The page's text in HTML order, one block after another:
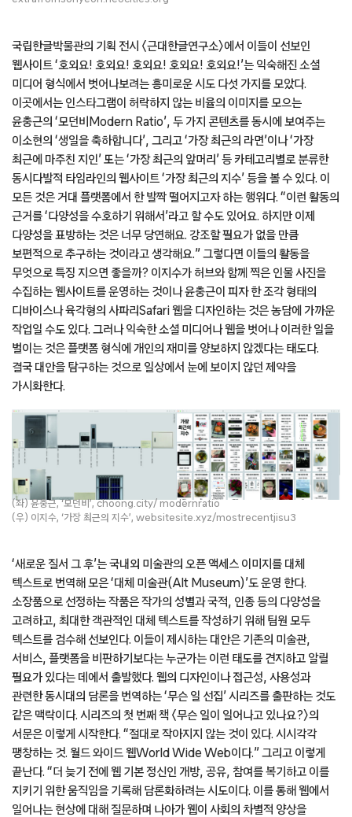
국립한글박물관의 기획 전시 〈근대한글연구소〉에서 이들이 선보인
웹사이트 ‘호외요! 호외요! 호외요! 호외요! 호외요!’는 익숙해진 소셜
미디어 형식에서 벗어나보려는 흥미로운 시도 다섯 가지를 모았다.
이곳에서는 인스타그램이 허락하지 않는 비율의 이미지를 모으는
윤충근의 ‘모던비Modern Ratio’, 두 가지 콘텐츠를 동시에 보여주는
이소현의 ‘생일을 축하합니다’, 그리고 ‘가장 최근의 라면’이나 ‘가장
최근에 마주친 지인’ 또는 ‘가장 최근의 앞머리’ 등 카테고리별로 분류한
동시다발적 타임라인의 웹사이트 ‘가장 최근의 지수’ 등을 볼 수 있다. 이
모든 것은 거대 플랫폼에서 한 발짝 떨어지고자 하는 행위다. “이런 활동의
근거를 ‘다양성을 수호하기 위해서’라고 할 수도 있어요. 하지만 이제
다양성을 표방하는 것은 너무 당연해요. 강조할 필요가 없을 만큼
보편적으로 추구하는 것이라고 생각해요.” 그렇다면 이들의 활동을
무엇으로 특징 지으면 좋을까? 이지수가 허브와 함께 찍은 인물 사진을
수집하는 웹사이트를 운영하는 것이나 윤충근이 피자 한 조각 형태의
디바이스나 육각형의 사파리Safari 웹을 디자인하는 것은 농담에 가까운
작업일 수도 있다. 그러나 익숙한 소셜 미디어나 웹을 벗어나 이러한 일을
벌이는 것은 플랫폼 형식에 개인의 재미를 양보하지 않겠다는 태도다.
결국 대안을 탐구하는 것으로 일상에서 눈에 보이지 않던 제약을
가시화한다.
(좌) 윤충근, ‘모던비’, choong.city/ modernratio
(우) 이지수, ‘가장 최근의 지수’, websitesite.xyz/mostrecentjisu3
‘새로운 질서 그 후’는 국내외 미술관의 오픈 액세스 이미지를 대체
텍스트로 번역해 모은 ‘대체 미술관(Alt Museum)’도 운영 한다.
소장품으로 선정하는 작품은 작가의 성별과 국적, 인종 등의 다양성을
고려하고, 최대한 객관적인 대체 텍스트를 작성하기 위해 팀원 모두
텍스트를 검수해 선보인다. 이들이 제시하는 대안은 기존의 미술관,
서비스, 플랫폼을 비판하기보다는 누군가는 이런 태도를 견지하고 알릴
필요가 있다는 데에서 출발했다. 웹의 디자인이나 접근성, 사용성과
관련한 동시대의 담론을 번역하는 ‘무슨 일 선집’ 시리즈를 출판하는 것도
같은 맥락이다. 시리즈의 첫 번째 책 〈무슨 일이 일어나고 있나요?〉의
서문은 이렇게 시작한다. “절대로 작아지지 않는 것이 있다. 시시각각
팽창하는 것. 월드 와이드 웹World Wide Web이다.” 그리고 이렇게
끝난다. “더 늦기 전에 웹 기본 정신인 개방, 공유, 참여를 복기하고 이를
지키기 위한 움직임을 기록해 담론화하려는 시도이다. 이를 통해 웹에서
일어나는 현상에 대해 질문하며 나아가 웹이 사회의 차별적 양상을